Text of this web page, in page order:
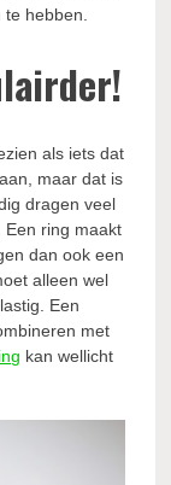
hebben.
als iets dat
maar dat is
dragen veel
Een ring maakt
dan ook een
alleen wel
Een
met
kan wellicht